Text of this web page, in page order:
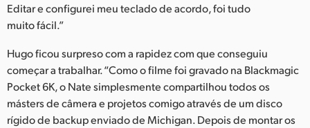
Editar e configurei meu teclado de acordo, foi tudo
muito fácil.”
Hugo ficou surpreso com a rapidez com que conseguiu
começar a trabalhar. “Como o filme foi gravado na Blackmagic
Pocket 6K, o Nate simplesmente compartilhou todos os
másters de câmera e projetos comigo através de um disco
rígido de backup enviado de Michigan. Depois de montar os